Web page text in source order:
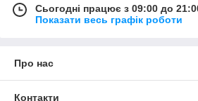
Сьогодні працює з 09:00 до
Показати весь графік роботи
Про нас
Контакти